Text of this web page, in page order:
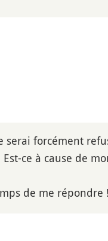
forcément
ce à cause de
de me répondre !